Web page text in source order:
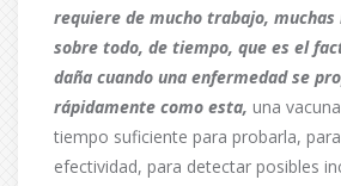
requiere de mucho trabajo,
sobre todo, de tiempo, que es el
daña cuando una enfermedad se
rápidamente como esta, una
tiempo suficiente para probarla,
efectividad, para detectar posibles